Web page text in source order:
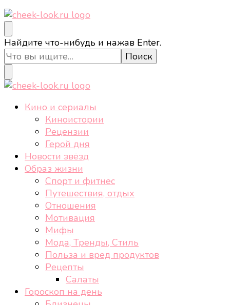
cheek-look.ru
Женский сайт о звездах и кино, а также трендах,
здоровом образе жизни, спорте, стиле, отдыхе и
еде.
Ищите
что-
то?
Найдите что-нибудь и нажав Enter.
cheek-look.ru
Женский сайт о звездах и кино, а также трендах,
здоровом образе жизни, спорте, стиле, отдыхе и
Кино и сериалы
Киноистории
Рецензии
Герой дня
Новости звёзд
Образ жизни
Спорт и фитнес
Путешествия, отдых
Отношения
Мотивация
Мифы
Мода, Тренды, Стиль
Польза и вред продуктов
Рецепты
Салаты
Гороскоп на день